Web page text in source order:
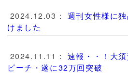
2024.12.03： 週刊女性様に
けました
2024.11.11： 速報・・！大
ピーチ・遂に32万回突破